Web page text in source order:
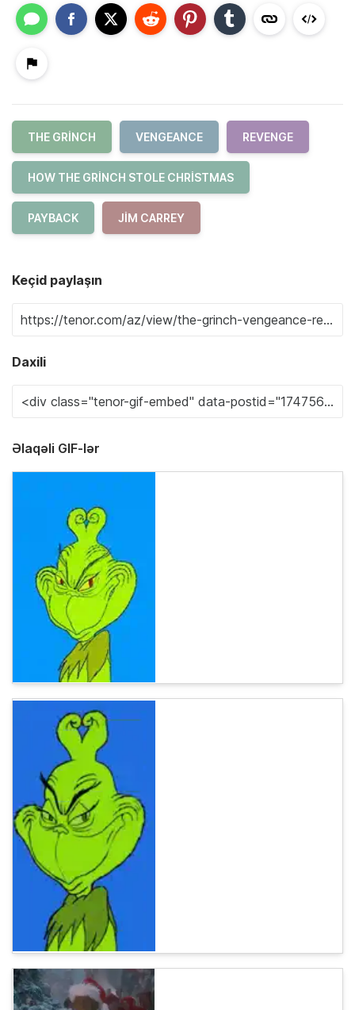
THE GRINCH VENGEANCE REVENGE
HOW THE GRINCH STOLE CHRISTMAS
PAYBACK JIM CARREY
Keçid paylaşın
Daxili
Əlaqəli GIF-lər